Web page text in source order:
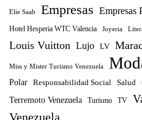
Elie Saab Empresas Empresas
Hotel Hesperia WTC Valencia Joyeria
Louis Vuitton Lujo LV
Miss y Mister Turismo Venezuela
Polar
Responsabilidad Social Salud
Terremoto Venezuela Turismo TV
Venezuela